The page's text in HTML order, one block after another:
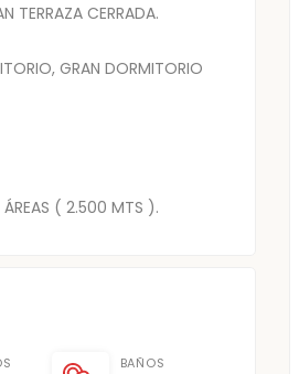
TERRAZA CERRADA.
GRAN DORMITORIO
ÁREAS ( 2.500 MTS ).
BAÑOS